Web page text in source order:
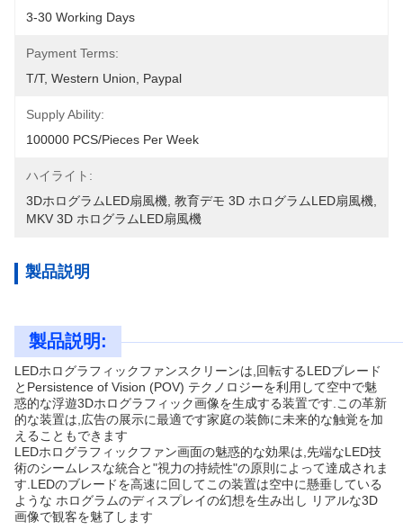
3-30 Working Days
Payment Terms:
T/T, Western Union, Paypal
Supply Ability:
100000 PCS/Pieces Per Week
ハイライト:
3DホログラムLED扇風機 教育デモ 3D ホログラムLED扇風機
MKV 3D ホログラムLED扇風機
製品説明
製品説明:
LEDホログラフィックファンスクリーンは,回転するLEDブレード
とPersistence of Vision (POV) テクノロジーを利用して空中で魅
惑的な浮遊3Dホログラフィック画像を生成する装置です.この革新
的な装置は,広告の展示に最適です家庭の装飾に未来的な触覚を加
えることもできます
LEDホログラフィックファン画面の魅惑的な効果は,先端なLED技
術のシームレスな統合と"視力の持続性"の原則によって達成されま
す.LEDのブレードを高速に回してこの装置は空中に懸垂している
ような ホログラムのディスプレイの幻想を生み出し リアルな3D
画像で観客を魅了します